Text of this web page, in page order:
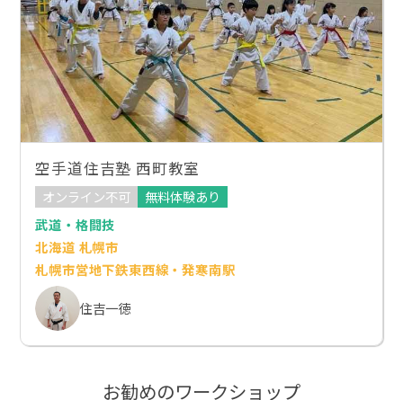
空手道住吉塾 西町教室
オンライン不可
無料体験あり
武道・格闘技
北海道 札幌市
札幌市営地下鉄東西線・発寒南駅
住吉一徳
お勧めのワークショップ